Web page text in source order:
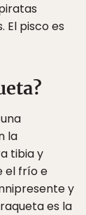
El pisco es
la
tibia y
el frío e
y
es la